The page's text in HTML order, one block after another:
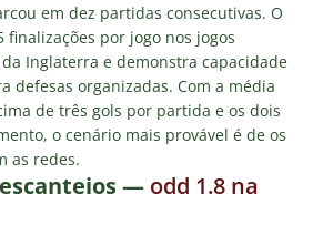
em dez partidas consecutivas. O
finalizações por jogo nos jogos
Inglaterra e demonstra capacidade
defesas organizadas. Com a média
de três gols por partida e os dois
o cenário mais provável é de os
as redes.
— odd 1.8 na